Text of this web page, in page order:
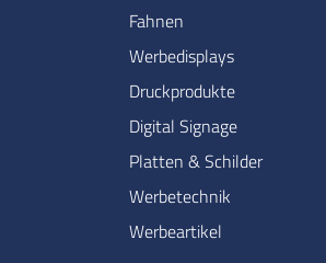
Fahnen
Werbedisplays
Druckprodukte
Digital Signage
Platten & Schilder
Werbetechnik
Werbeartikel